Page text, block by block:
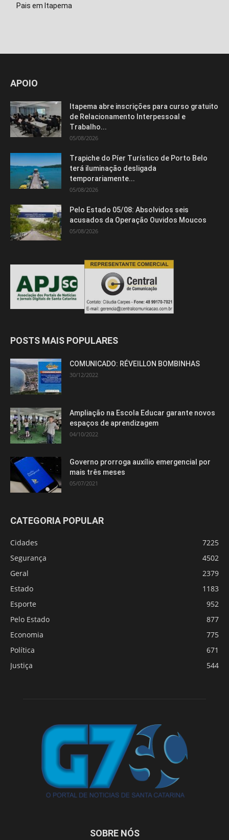
Pais em Itapema
APOIO
Itapema abre inscrições para curso gratuito
de Relacionamento Interpessoal e
Trabalho...
05/08/2026
Trapiche do Píer Turístico de Porto Belo
terá iluminação desligada
temporariamente...
05/08/2026
Pelo Estado 05/08: Absolvidos seis
acusados da Operação Ouvidos Moucos
05/08/2026
POSTS MAIS POPULARES
COMUNICADO: RÉVEILLON BOMBINHAS
30/12/2022
Ampliação na Escola Educar garante novos
espaços de aprendizagem
04/10/2022
Governo prorroga auxílio emergencial por
mais três meses
05/07/2021
CATEGORIA POPULAR
Cidades
7225
Segurança
4502
Geral
2379
Estado
1183
Esporte
952
Pelo Estado
877
Economia
775
Política
671
Justiça
544
SOBRE NÓS